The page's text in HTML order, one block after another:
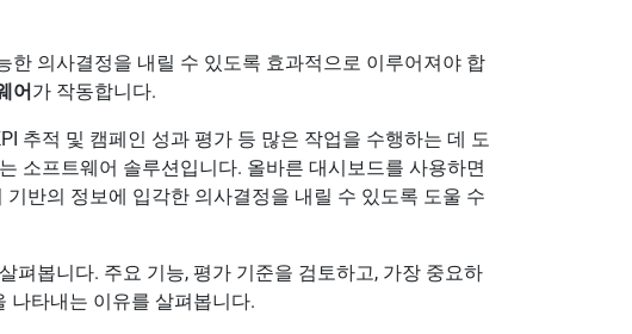
한 의사결정을 내릴 수 있도록 효과적으로 이루어져야 합
어가 작동합니다.
추적 및 캠페인 성과 평가 등 많은 작업을 수행하는 데 도
소프트웨어 솔루션입니다. 올바른 대시보드를 사용하면
반의 정보에 입각한 의사결정을 내릴 수 있도록 도울 수
펴봅니다. 주요 기능, 평가 기준을 검토하고, 가장 중요하
나타내는 이유를 살펴봅니다.